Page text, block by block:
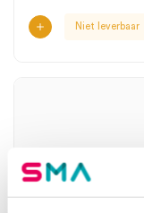
Niet leverbaar